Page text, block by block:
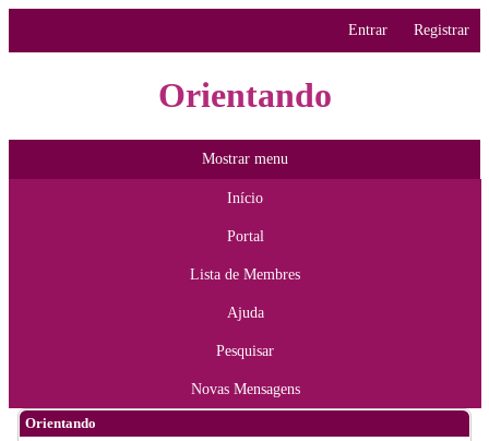
Entrar Registrar
Orientando
Mostrar menu
Início
Portal
Lista de Membres
Ajuda
Pesquisar
Novas Mensagens
Orientando